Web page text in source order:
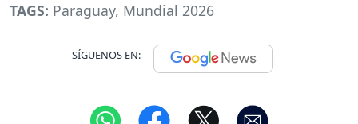
TAGS: Paraguay, Mundial 2026
SÍGUENOS EN: